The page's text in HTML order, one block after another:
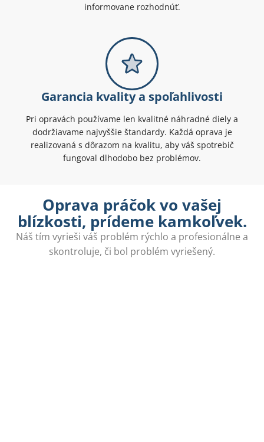
informovane rozhodnúť.
Garancia kvality a spoľahlivosti
Pri opravách používame len kvalitné náhradné diely a
dodržiavame najvyššie štandardy. Každá oprava je
realizovaná s dôrazom na kvalitu, aby váš spotrebič
fungoval dlhodobo bez problémov.
Oprava práčok vo vašej
blízkosti, prídeme kamkoľvek.
Náš tím vyrieši váš problém rýchlo a profesionálne a
skontroluje, či bol problém vyriešený.